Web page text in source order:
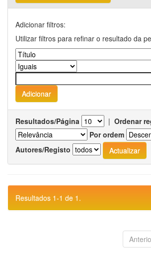
Adicionar filtros:
Utilizar filtros para refinar o resultado da
Resultados/Página | Ordenar
Por ordem
Autores/Registo
Resultados 1-1 de 1.